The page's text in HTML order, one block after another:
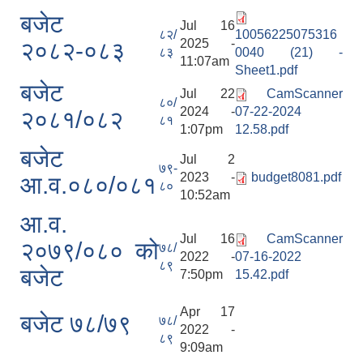
बजेट
२०८२-०८३
८२/
८३
Jul 16
2025 -
11:07am
10056225075316
0040 (21) -
Sheet1.pdf
बजेट
२०८१/०८२
८०/
८१
Jul 22
2024 -
1:07pm
CamScanner
07-22-2024
12.58.pdf
बजेट
आ.व.०८०/०८१
७९-
८०
Jul 2
2023 -
10:52am
budget8081.pdf
आ.व.
२०७९/०८० को
बजेट
७८/
८९
Jul 16
2022 -
7:50pm
CamScanner
07-16-2022
15.42.pdf
बजेट ७८/७९
७८/
८९
Apr 17
2022 -
9:09am